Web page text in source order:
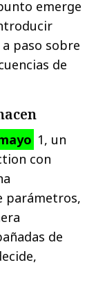
emerge
paso sobre
de
1, un
con
parámetros,
de